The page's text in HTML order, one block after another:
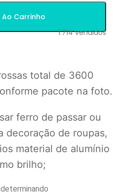
Carrinho
1.714vendidos
total de 3600
pacote na foto.
ferro de passar ou
decoração de roupas,
material de alumínio
brilho;